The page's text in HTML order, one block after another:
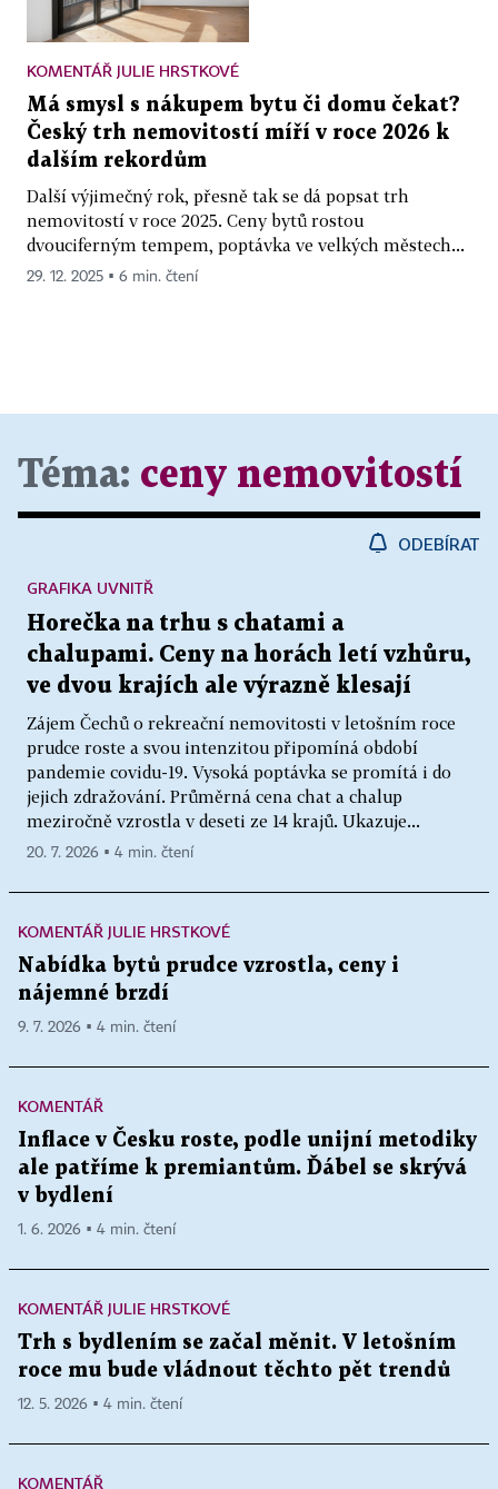
KOMENTÁŘ JULIE HRSTKOVÉ
Má smysl s nákupem bytu či domu čekat?
Český trh nemovitostí míří v roce 2026 k
dalším rekordům
Další výjimečný rok, přesně tak se dá popsat trh
nemovitostí v roce 2025. Ceny bytů rostou
dvouciferným tempem, poptávka ve velkých městech...
29. 12. 2025 ▪ 6 min. čtení
Téma: ceny nemovitostí
ODEBÍRAT
Horečka na trhu s chatami a
chalupami. Ceny na horách letí vzhůru,
ve dvou krajích ale výrazně klesají
Zájem Čechů o rekreační nemovitosti v letošním roce
prudce roste a svou intenzitou připomíná období
pandemie covidu-19. Vysoká poptávka se promítá i do
jejich zdražování. Průměrná cena chat a chalup
meziročně vzrostla v deseti ze 14 krajů. Ukazuje...
GRAFIKA UVNITŘ
20. 7. 2026 ▪ 4 min. čtení
KOMENTÁŘ JULIE HRSTKOVÉ
Nabídka bytů prudce vzrostla, ceny i
nájemné brzdí
9. 7. 2026 ▪ 4 min. čtení
KOMENTÁŘ
Inflace v Česku roste, podle unijní metodiky
ale patříme k premiantům. Ďábel se skrývá
v bydlení
1. 6. 2026 ▪ 4 min. čtení
KOMENTÁŘ JULIE HRSTKOVÉ
Trh s bydlením se začal měnit. V letošním
roce mu bude vládnout těchto pět trendů
12. 5. 2026 ▪ 4 min. čtení
KOMENTÁŘ